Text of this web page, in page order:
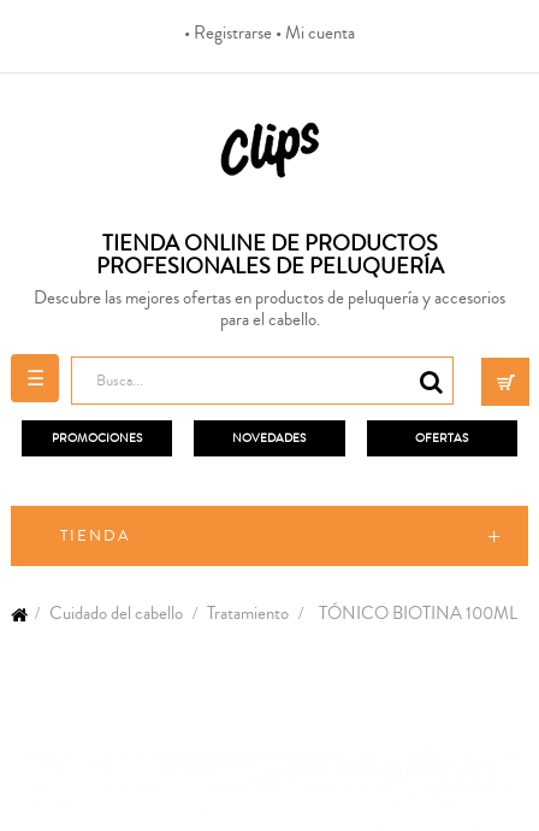
• Registrarse• Mi cuenta
TIENDA ONLINE DE PRODUCTOS
PROFESIONALES DE PELUQUERÍA
Descubre las mejores ofertas en productos de peluquería y accesorios
para el cabello.
Navegación
de
palanca
☰
PROMOCIONES NOVEDADES OFERTAS
TIENDA
Cuidado del cabello Tratamiento TÓNICO BIOTINA 100ML